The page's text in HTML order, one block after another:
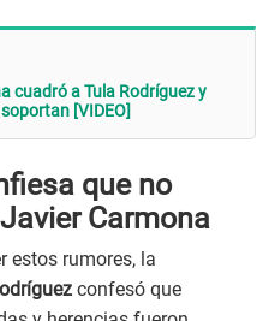
cuadró a Tula Rodríguez y
[VIDEO]
que no
Carmona
estos rumores, la
confesó que